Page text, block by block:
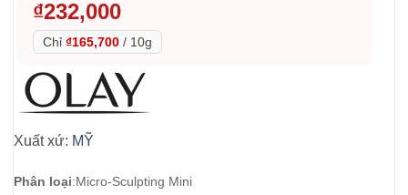
₫232,000
Chỉ ₫165,700 / 10g
Xuất xứ: MỸ
Phân loại:Micro-Sculpting Mini